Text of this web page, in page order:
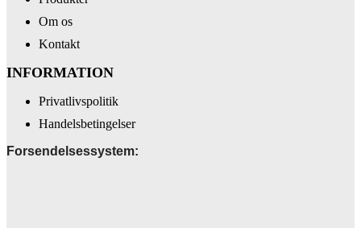
Om os
Kontakt
INFORMATION
Privatlivspolitik
Handelsbetingelser
Forsendelsessystem: